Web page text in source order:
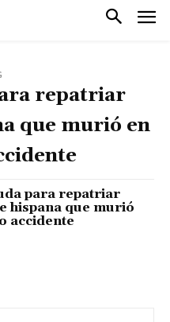
repatriar
que murió en
para repatriar
hispana que murió
accidente